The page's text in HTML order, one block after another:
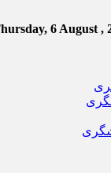
6 August ,